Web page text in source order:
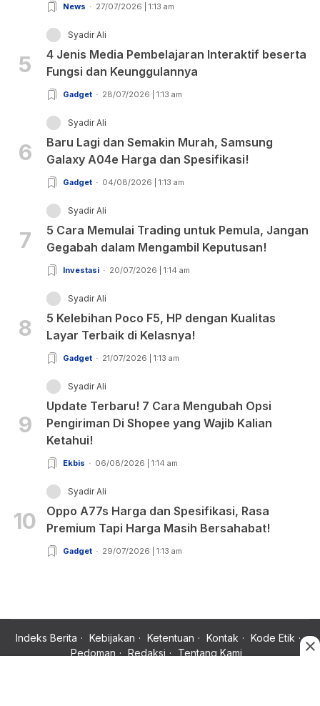
News 27/07/2026 | 1:13 am
5
Syadir Ali
4 Jenis Media Pembelajaran Interaktif beserta
Fungsi dan Keunggulannya
Gadget 28/07/2026 | 1:13 am
6
Syadir Ali
Baru Lagi dan Semakin Murah, Samsung
Galaxy A04e Harga dan Spesifikasi!
Gadget 04/08/2026 | 1:13 am
7
Syadir Ali
5 Cara Memulai Trading untuk Pemula, Jangan
Gegabah dalam Mengambil Keputusan!
Investasi 20/07/2026 | 1:14 am
8
Syadir Ali
5 Kelebihan Poco F5, HP dengan Kualitas
Layar Terbaik di Kelasnya!
Gadget 21/07/2026 | 1:13 am
9
Syadir Ali
Update Terbaru! 7 Cara Mengubah Opsi
Pengiriman Di Shopee yang Wajib Kalian
Ketahui!
Ekbis 06/08/2026 | 1:14 am
10
Syadir Ali
Oppo A77s Harga dan Spesifikasi, Rasa
Premium Tapi Harga Masih Bersahabat!
Gadget 29/07/2026 | 1:13 am
Indeks Berita Kebijakan Ketentuan Kontak
Kode Etik
Pedoman
Redaksi Tentang Kami